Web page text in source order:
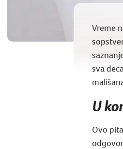
Vreme
sva
U
Ovo